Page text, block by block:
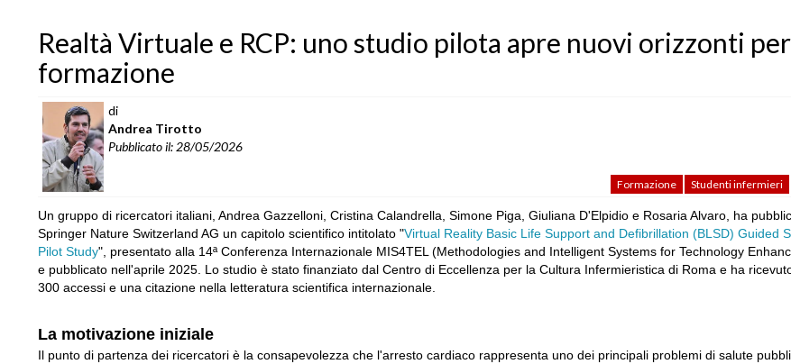
Realtà Virtuale e RCP: uno studio pilota apre nuovi orizzonti
formazione
di
Andrea Tirotto
Pubblicato il: 28/05/2026
Formazione Studenti infermieri
Un gruppo di ricercatori italiani, Andrea Gazzelloni, Cristina Calandrella, Simone Piga, Giuliana D'Elpidio e Rosaria Alvaro, ha
Springer Nature Switzerland AG un capitolo scientifico intitolato "Virtual Reality Basic Life Support and Defibrillation (BLSD) Guided
Pilot Study", presentato alla 14ª Conferenza Internazionale MIS4TEL (Methodologies and Intelligent Systems for Technology
e pubblicato nell'aprile 2025. Lo studio è stato finanziato dal Centro di Eccellenza per la Cultura Infermieristica di Roma e ha
300 accessi e una citazione nella letteratura scientifica internazionale.
La motivazione iniziale
Il punto di partenza dei ricercatori è la consapevolezza che l'arresto cardiaco rappresenta uno dei principali problemi di salute